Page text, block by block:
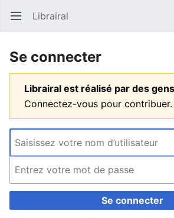
Ouvrir le menu principal Librairal
Se connecter
Librairal est réalisé par des
Connectez-vous pour contribuer.
Se connecter